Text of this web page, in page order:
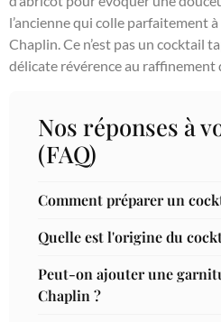
l’ancienne qui colle parfaitement
Chaplin. Ce n’est pas un cocktail
délicate révérence au raffinement
Nos réponses à
(FAQ)
Comment préparer un
Quelle est l'origine du
Peut-on ajouter une
Chaplin ?